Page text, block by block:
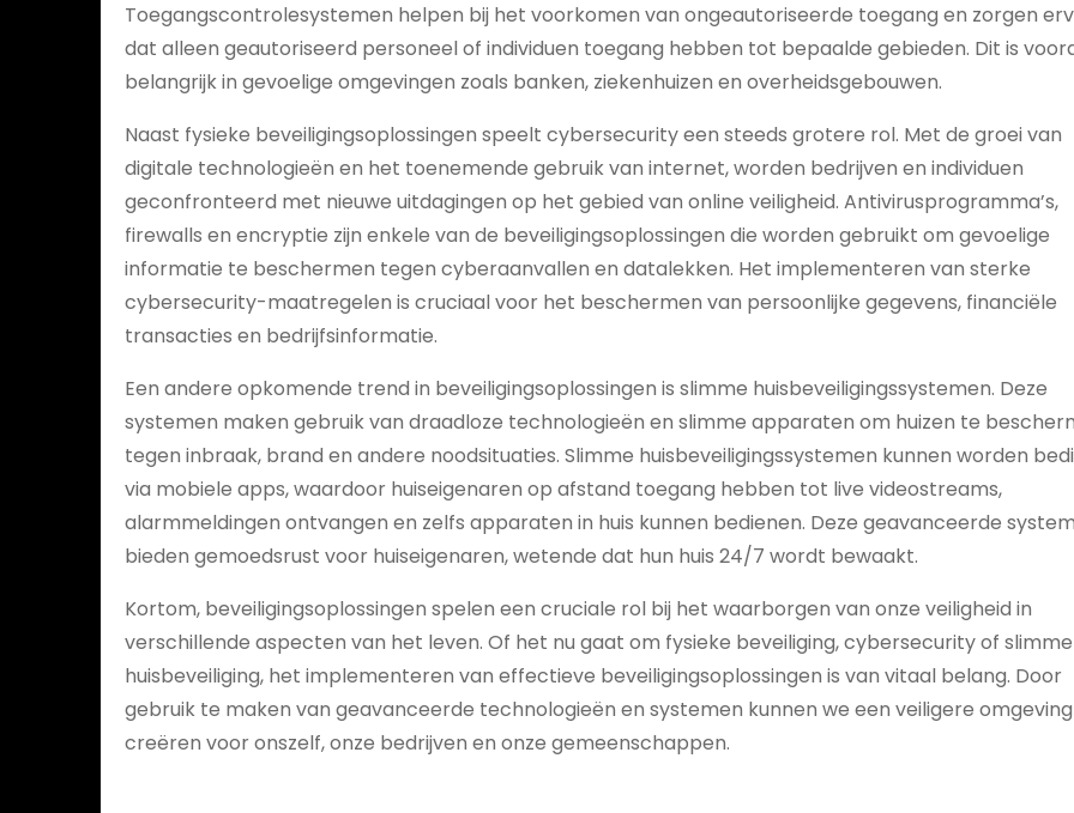
Toegangscontrolesystemen helpen bij het voorkomen van ongeautoriseerde toegang en zorgen
dat alleen geautoriseerd personeel of individuen toegang hebben tot bepaalde gebieden. Dit is
belangrijk in gevoelige omgevingen zoals banken, ziekenhuizen en overheidsgebouwen.
Naast fysieke beveiligingsoplossingen speelt cybersecurity een steeds grotere rol. Met de groei van
digitale technologieën en het toenemende gebruik van internet, worden bedrijven en individuen
geconfronteerd met nieuwe uitdagingen op het gebied van online veiligheid. Antivirusprogramma’s,
firewalls en encryptie zijn enkele van de beveiligingsoplossingen die worden gebruikt om gevoelige
informatie te beschermen tegen cyberaanvallen en datalekken. Het implementeren van sterke
cybersecurity-maatregelen is cruciaal voor het beschermen van persoonlijke gegevens, financiële
transacties en bedrijfsinformatie.
Een andere opkomende trend in beveiligingsoplossingen is slimme huisbeveiligingssystemen. Deze
systemen maken gebruik van draadloze technologieën en slimme apparaten om huizen te
tegen inbraak, brand en andere noodsituaties. Slimme huisbeveiligingssystemen kunnen worden
via mobiele apps, waardoor huiseigenaren op afstand toegang hebben tot live videostreams,
alarmmeldingen ontvangen en zelfs apparaten in huis kunnen bedienen. Deze geavanceerde
bieden gemoedsrust voor huiseigenaren, wetende dat hun huis 24/7 wordt bewaakt.
Kortom, beveiligingsoplossingen spelen een cruciale rol bij het waarborgen van onze veiligheid in
verschillende aspecten van het leven. Of het nu gaat om fysieke beveiliging, cybersecurity of slimme
huisbeveiliging, het implementeren van effectieve beveiligingsoplossingen is van vitaal belang. Door
gebruik te maken van geavanceerde technologieën en systemen kunnen we een veiligere omgeving
creëren voor onszelf, onze bedrijven en onze gemeenschappen.